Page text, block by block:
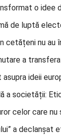
o idee
de luptă
cetățeni nu au
a
ideii
a societății:
celor care nu
a declanșat